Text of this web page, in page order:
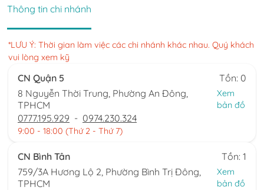
Thông tin chi nhánh
*LƯU Ý: Thời gian làm việc các chi nhánh khác nhau. Quý khách
vui lòng xem kỹ
CN Quận 5
Tồn: 0
8 Nguyễn Thời Trung, Phường An Đông,
TPHCM
Xem
bản đồ
0777.195.929 - 0974.230.324
9:00 - 18:00 (Thứ 2 - Thứ 7)
CN Bình Tân
Tồn: 1
759/3A Hương Lộ 2, Phường Bình Trị Đông,
TPHCM
Xem
bản đồ